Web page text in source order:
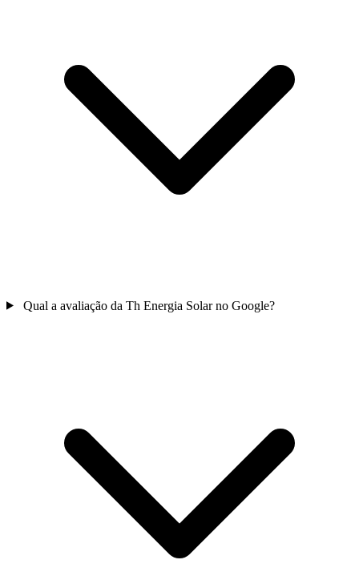
Qual a avaliação da Th Energia Solar no Google?